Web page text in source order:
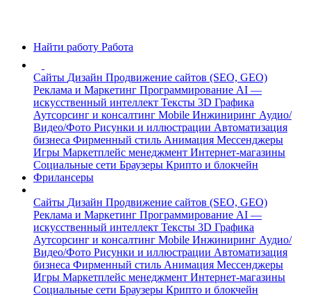
Найти работу Работа
Сайты Дизайн Продвижение сайтов (SEO, GEO)
Реклама и Маркетинг Программирование AI —
искусственный интеллект Тексты 3D Графика
Аутсорсинг и консалтинг Mobile Инжиниринг Аудио/
Видео/Фото Рисунки и иллюстрации Автоматизация
бизнеса Фирменный стиль Анимация Мессенджеры
Игры Маркетплейс менеджмент Интернет-магазины
Социальные сети Браузеры Крипто и блокчейн
Фрилансеры
Сайты Дизайн Продвижение сайтов (SEO, GEO)
Реклама и Маркетинг Программирование AI —
искусственный интеллект Тексты 3D Графика
Аутсорсинг и консалтинг Mobile Инжиниринг Аудио/
Видео/Фото Рисунки и иллюстрации Автоматизация
бизнеса Фирменный стиль Анимация Мессенджеры
Игры Маркетплейс менеджмент Интернет-магазины
Социальные сети Браузеры Крипто и блокчейн